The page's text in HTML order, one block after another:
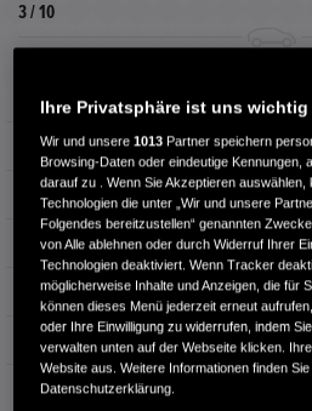
3 / 10
Außenfarbe Grau
Kilometerstand
Kraftstoffart
Getriebe
Türen 5
Leistung 95
Hubraum
Ihre Privatsphäre ist uns wichtig
Wir und unsere1013 Partner speichern
Browsing-Daten oder eindeutige Kennungen,
darauf zu . Wenn Sie Akzeptieren auswählen,
Technologien die unter „Wir und unsere
Folgendes bereitzustellen“ genannten
von Alle ablehnen oder durch Widerruf Ihrer
Technologien deaktiviert. Wenn Tracker
möglicherweise Inhalte und Anzeigen, die für
können dieses Menü jederzeit erneut
oder Ihre Einwilligung zu widerrufen, indem
verwalten unten auf der Webseite klicken.
Website aus. Weitere Informationen finden
Datenschutzerklärung.